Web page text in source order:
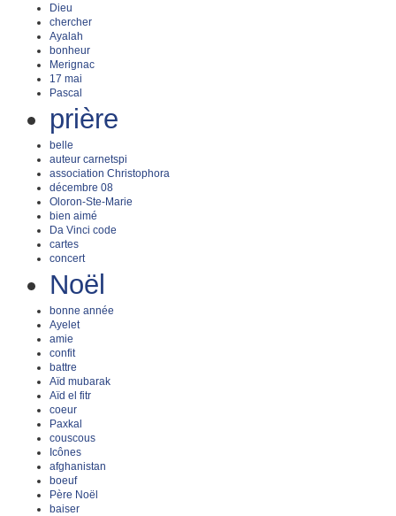
Dieu
chercher
Ayalah
bonheur
Merignac
17 mai
Pascal
prière
belle
auteur carnetspi
association Christophora
décembre 08
Oloron-Ste-Marie
bien aimé
Da Vinci code
cartes
concert
Noël
bonne année
Ayelet
amie
confit
battre
Aïd mubarak
Aïd el fitr
coeur
Paxkal
couscous
Icônes
afghanistan
boeuf
Père Noël
baiser